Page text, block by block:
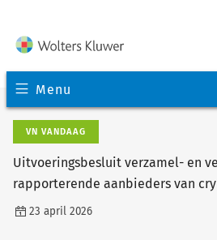
Menu
VN VANDAAG
Uitvoeringsbesluit verzamel- en
rapporterende aanbieders van
23 april 2026